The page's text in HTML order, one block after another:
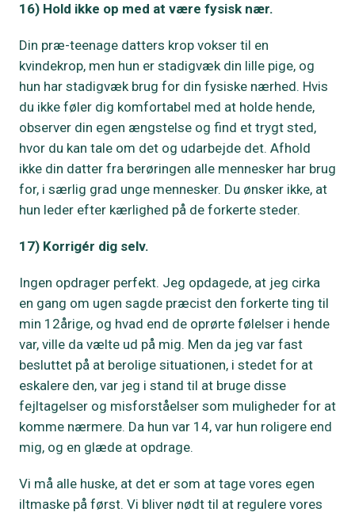
16) Hold ikke op med at være fysisk nær.
Din præ-teenage datters krop vokser til en
kvindekrop, men hun er stadigvæk din lille pige, og
hun har stadigvæk brug for din fysiske nærhed. Hvis
du ikke føler dig komfortabel med at holde hende,
observer din egen ængstelse og find et trygt sted,
hvor du kan tale om det og udarbejde det. Afhold
ikke din datter fra berøringen alle mennesker har brug
for, i særlig grad unge mennesker. Du ønsker ikke, at
hun leder efter kærlighed på de forkerte steder.
17) Korrigér dig selv.
Ingen opdrager perfekt. Jeg opdagede, at jeg cirka
en gang om ugen sagde præcist den forkerte ting til
min 12årige, og hvad end de oprørte følelser i hende
var, ville da vælte ud på mig. Men da jeg var fast
besluttet på at berolige situationen, i stedet for at
eskalere den, var jeg i stand til at bruge disse
fejltagelser og misforståelser som muligheder for at
komme nærmere. Da hun var 14, var hun roligere end
mig, og en glæde at opdrage.
Vi må alle huske, at det er som at tage vores egen
iltmaske på først. Vi bliver nødt til at regulere vores